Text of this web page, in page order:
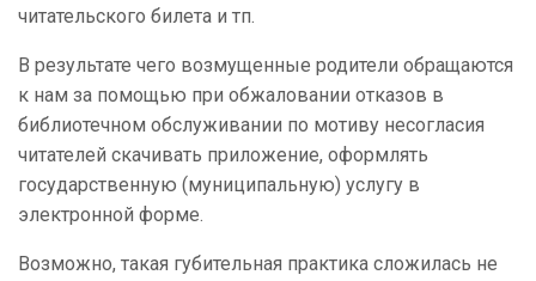
читательского билета и тп.
В результате чего возмущенные родители обращаются
к нам за помощью при обжаловании отказов в
библиотечном обслуживании по мотиву несогласия
читателей скачивать приложение, оформлять
государственную (муниципальную) услугу в
электронной форме.
Возможно, такая губительная практика сложилась не